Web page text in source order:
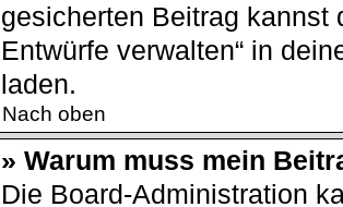
gesicherten Beitrag kannst
Entwürfe verwalten“ in
laden.
Nach oben
» Warum muss mein
Die Board-Administration